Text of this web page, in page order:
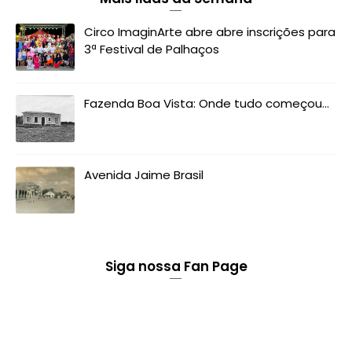
Circo ImaginArte abre abre inscrições para
3ª Festival de Palhaços
Fazenda Boa Vista: Onde tudo começou...
Avenida Jaime Brasil
Siga nossa Fan Page